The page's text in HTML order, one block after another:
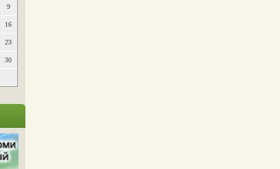
9
16
23
30